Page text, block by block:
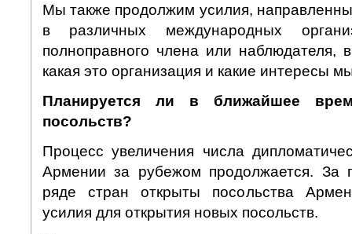
Мы также продолжим усилия,
в различных международных
полноправного члена или наблюдателя,
какая это организация и какие интересы
Планируется ли в ближайшее
посольств?
Процесс увеличения числа
Армении за рубежом продолжается. За
ряде стран открыты посольства
усилия для открытия новых посольств.